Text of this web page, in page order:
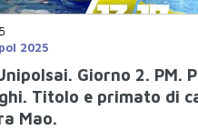
2025
Giorno 2. PM.
Titolo e primato di
Mao.